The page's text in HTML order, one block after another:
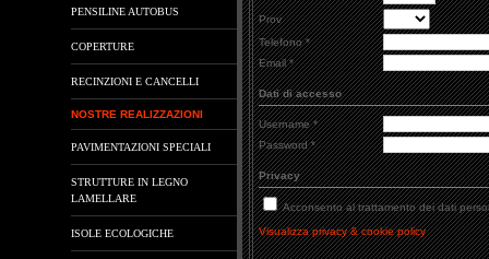
PENSILINE AUTOBUS
COPERTURE
RECINZIONI E CANCELLI
NOSTRE REALIZZAZIONI
PAVIMENTAZIONI SPECIALI
STRUTTURE IN LEGNO
LAMELLARE
ISOLE ECOLOGICHE
Prov
Telefono *
Email *
Dati di accesso
Username *
Password *
Privacy
Acconsento al trattamento dei dati
Visualizza privacy & cookie policy